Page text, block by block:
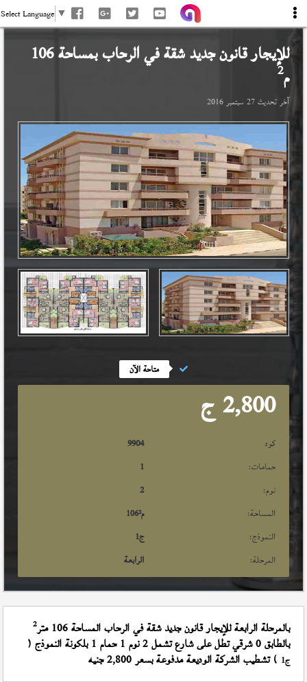
Select Language ▼
للإيجار قانون جديد شقة فيالرحاب بمساحة 106
م2
آخر تحديث27 سبتمبر 2016
متاحة الآن
2,800 ج
كود
9904
حمامات:
1
نوم:
2
المساحة:
106م²
النموذج:
ج1
المرحلة:
الرابعة
بالمرحلة الرابعة للإيجار قانون جديد شقة في الرحاب المساحة 106 متر 2
بالطابق 0 شرقي تطل على شارع تشمل 2 نوم 1 حمام 1 بلكونة النموذج (
ج1 ) تشطيب الشركة الوديعة مدفوعة بسعر 2,800 جنيه